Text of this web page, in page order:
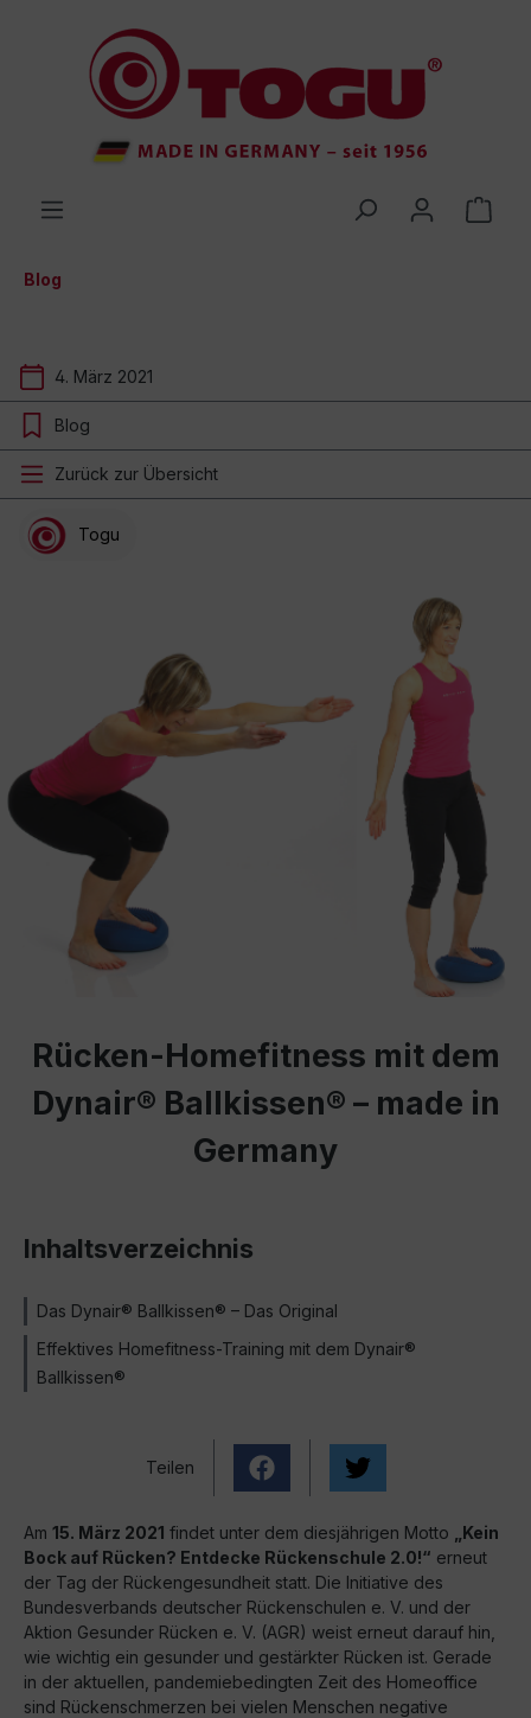
springen
Blog
4. März 2021
Blog
Zurück zur Übersicht
Togu
Rücken-Homefitness mit dem
Dynair® Ballkissen® – made in
Germany
Inhaltsverzeichnis
Das Dynair® Ballkissen® – Das Original
Effektives Homefitness-Training mit dem Dynair®
Ballkissen®
Teilen
Am 15. März 2021 findet unter dem diesjährigen Motto
„Kein
Bock auf Rücken? Entdecke Rückenschule 2.0!“ erneut
der Tag der Rückengesundheit statt. Die Initiative des
Bundesverbands deutscher Rückenschulen e. V. und der
Aktion Gesunder Rücken e. V. (AGR) weist erneut darauf hin,
wie wichtig ein gesunder und gestärkter Rücken ist. Gerade
in der aktuellen, pandemiebedingten Zeit des Homeoffice
sind Rückenschmerzen bei vielen Menschen negative